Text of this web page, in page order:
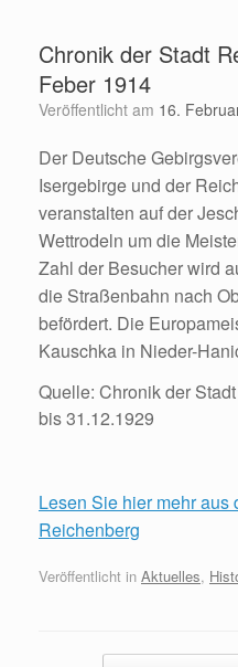
springenChronik der Stadt
Feber 1914
Veröffentlicht am 16.
Der Deutsche
Isergebirge und der
veranstalten auf der
Wettrodeln um die
Zahl der Besucher wird
die Straßenbahn nach
befördert. Die
Kauschka in Nieder-
Quelle: Chronik der
bis 31.12.1929
Lesen Sie hier mehr aus
Reichenberg
Veröffentlicht in Aktuelles,